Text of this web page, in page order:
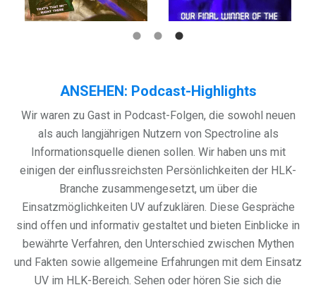
ANSEHEN: Podcast-Highlights
Wir waren zu Gast in Podcast-Folgen, die sowohl neuen
als auch langjährigen Nutzern von Spectroline als
Informationsquelle dienen sollen. Wir haben uns mit
einigen der einflussreichsten Persönlichkeiten der HLK-
Branche zusammengesetzt, um über die
Einsatzmöglichkeiten UV aufzuklären. Diese Gespräche
sind offen und informativ gestaltet und bieten Einblicke in
bewährte Verfahren, den Unterschied zwischen Mythen
und Fakten sowie allgemeine Erfahrungen mit dem Einsatz
UV im HLK-Bereich. Sehen oder hören Sie sich die